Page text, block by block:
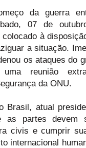
da guerra
07 de
à
a situação.
os ataques do
reunião
da ONU.
Brasil, atual
as partes devem
civis e cumprir
internacional